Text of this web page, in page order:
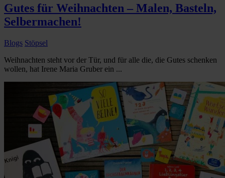
Gutes für Weihnachten – Malen, Basteln,
Selbermachen!
Blogs Stöpsel
Weihnachten steht vor der Tür, und für alle die, die Gutes schenken
wollen, hat Irene Maria Gruber ein ...